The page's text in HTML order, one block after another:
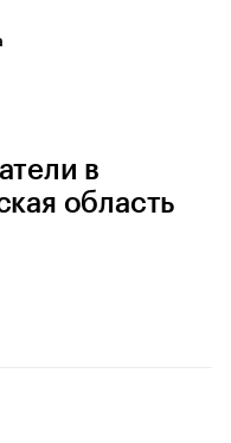
в
область